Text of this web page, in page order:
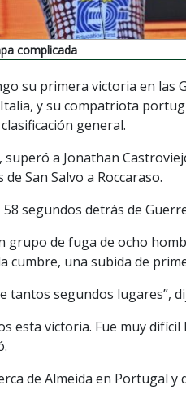
complicada
su primera victoria en las
y su compatriota
general.
superó a Jonathan
San Salvo a Roccaraso.
segundos detrás de
de fuga de ocho
cumbre, una subida de
tantos segundos lugares”,
esta victoria. Fue muy
de Almeida en Portugal y